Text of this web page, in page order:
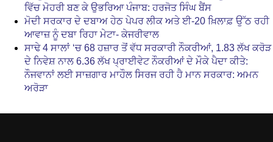
ਵਿੱਚ ਮੋਹਰੀ ਬਣ ਕੇ ਉਭਰਿਆ ਪੰਜਾਬ: ਹਰਜੋਤ ਸਿੰਘ ਬੈਂਸ
ਮੋਦੀ ਸਰਕਾਰ ਦੇ ਦਬਾਅ ਹੇਠ ਪੇਪਰ ਲੀਕ ਅਤੇ ਈ-20 ਖ਼ਿਲਾਫ਼ ਉੱਠ ਰਹੀ
ਆਵਾਜ਼ ਨੂੰ ਦਬਾ ਰਿਹਾ ਮੇਟਾ- ਕੇਜਰੀਵਾਲ
ਸਾਢੇ 4 ਸਾਲਾਂ ‘ਚ 68 ਹਜ਼ਾਰ ਤੋਂ ਵੱਧ ਸਰਕਾਰੀ ਨੌਕਰੀਆਂ, 1.83 ਲੱਖ ਕਰੋੜ
ਦੇ ਨਿਵੇਸ਼ ਨਾਲ 6.36 ਲੱਖ ਪ੍ਰਾਈਵੇਟ ਨੌਕਰੀਆਂ ਦੇ ਮੌਕੇ ਪੈਦਾ ਕੀਤੇ:
ਨੌਜਵਾਨਾਂ ਲਈ ਸਾਜ਼ਗਾਰ ਮਾਹੌਲ ਸਿਰਜ ਰਹੀ ਹੈ ਮਾਨ ਸਰਕਾਰ: ਅਮਨ
ਅਰੋੜਾ